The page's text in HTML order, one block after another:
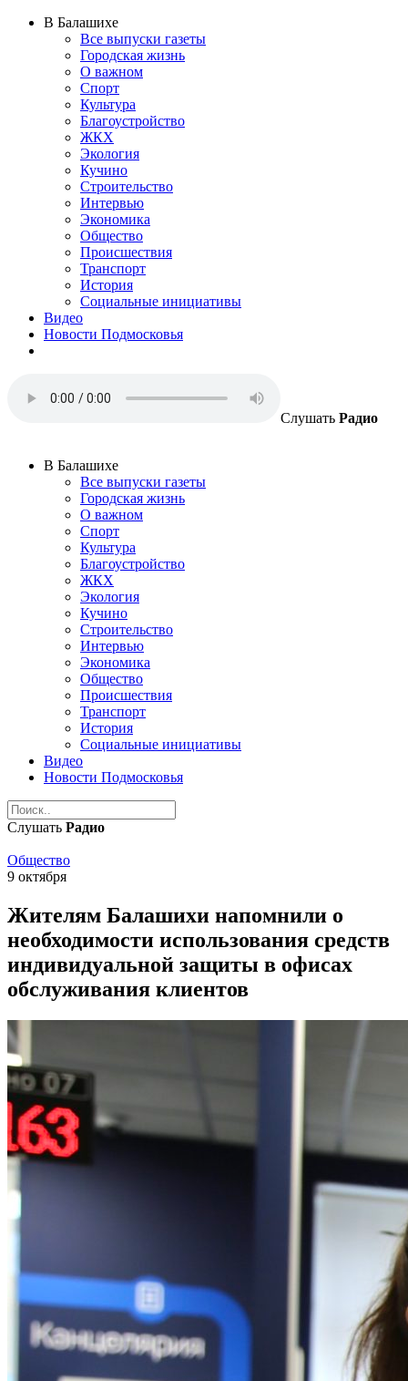
В Балашихе
Все выпуски газеты
Городская жизнь
О важном
Спорт
Культура
Благоустройство
ЖКХ
Экология
Кучино
Строительство
Интервью
Экономика
Общество
Происшествия
Транспорт
История
Социальные инициативы
Видео
Новости Подмосковья
Слушать Радио
В Балашихе
Все выпуски газеты
Городская жизнь
О важном
Спорт
Культура
Благоустройство
ЖКХ
Экология
Кучино
Строительство
Интервью
Экономика
Общество
Происшествия
Транспорт
История
Социальные инициативы
Видео
Новости Подмосковья
Слушать Радио
Общество
9 октября
Жителям Балашихи напомнили о
необходимости использования средств
индивидуальной защиты в офисах
обслуживания клиентов